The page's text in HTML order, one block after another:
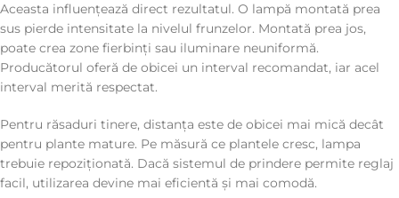
Aceasta influențează direct rezultatul. O lampă montată prea
sus pierde intensitate la nivelul frunzelor. Montată prea jos,
poate crea zone fierbinți sau iluminare neuniformă.
Producătorul oferă de obicei un interval recomandat, iar acel
interval merită respectat.
Pentru răsaduri tinere, distanța este de obicei mai mică decât
pentru plante mature. Pe măsură ce plantele cresc, lampa
trebuie repoziționată. Dacă sistemul de prindere permite reglaj
facil, utilizarea devine mai eficientă și mai comodă.